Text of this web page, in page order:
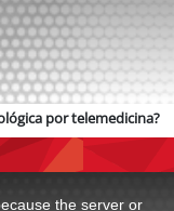
por telemedicina?
the server or